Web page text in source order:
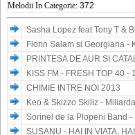
Melodii In Categorie: 372
Sasha Lopez feat Tony T &
Florin Salam si Georgiana -
PRINTESA DE AUR SI
KISS FM - FRESH TOP 40 -
CHIMIE INTRE NOI 2013
Keo & Skizzo Skillz -
Sorinel de la Plopeni Band -
SUSANU - HAI IN VIATA,